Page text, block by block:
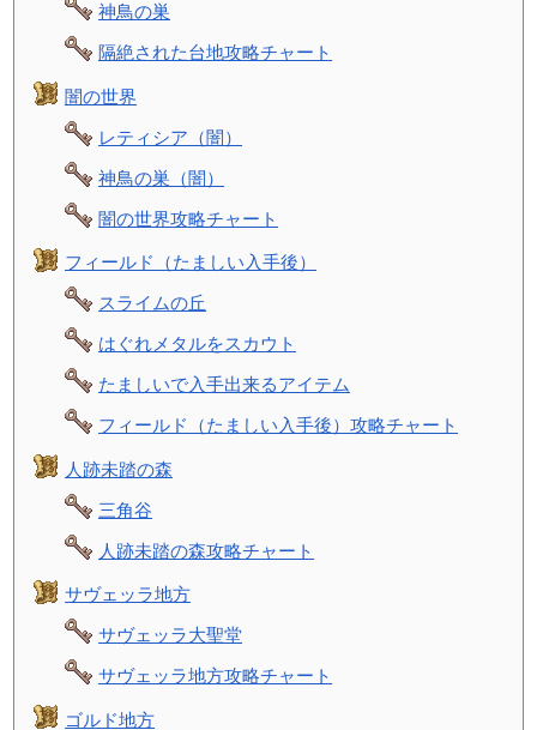
神鳥の巣
隔絶された台地攻略チャート
闇の世界
レティシア（闇）
神鳥の巣（闇）
闇の世界攻略チャート
フィールド（たましい入手後）
スライムの丘
はぐれメタルをスカウト
たましいで入手出来るアイテム
フィールド（たましい入手後）攻略チャート
人跡未踏の森
三角谷
人跡未踏の森攻略チャート
サヴェッラ地方
サヴェッラ大聖堂
サヴェッラ地方攻略チャート
ゴルド地方